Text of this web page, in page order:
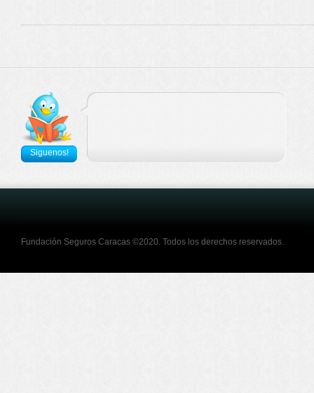
Siguenos!
Fundación Seguros Caracas ©2020. Todos los derechos reservados.